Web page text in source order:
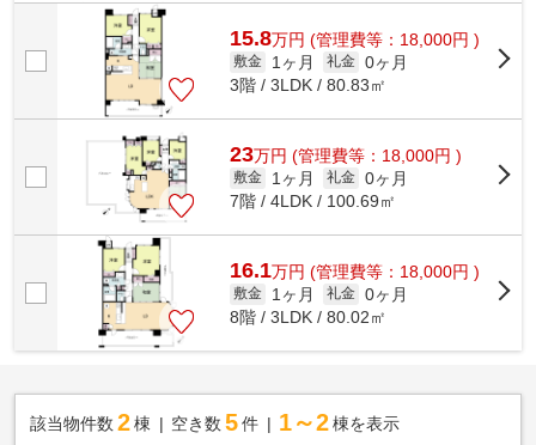
件、通風良好のシンプルな作りのマンシ...
15.8万円 (管理費等：18,000円 )
敷金 1ヶ月 礼金 0ヶ月
3階 / 3LDK / 80.83㎡
23万円 (管理費等：18,000円 )
敷金 1ヶ月 礼金 0ヶ月
7階 / 4LDK / 100.69㎡
16.1万円 (管理費等：18,000円 )
敷金 1ヶ月 礼金 0ヶ月
8階 / 3LDK / 80.02㎡
該当物件数 2棟 空き数 5 件 1～2 棟を表示